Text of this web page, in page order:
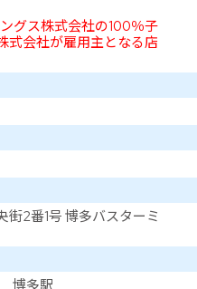
グス株式会社の100％子
式会社が雇用主となる店
2番1号 博多バスターミ
博多駅